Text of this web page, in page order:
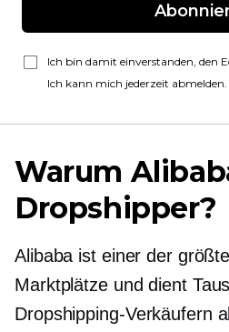
Ich bin damit einverstanden, den
Ich kann mich jederzeit abmelden.
Warum
Dropshipper?
Alibaba ist einer der
Marktplätze und dient
Dropshipping-Verkäufern